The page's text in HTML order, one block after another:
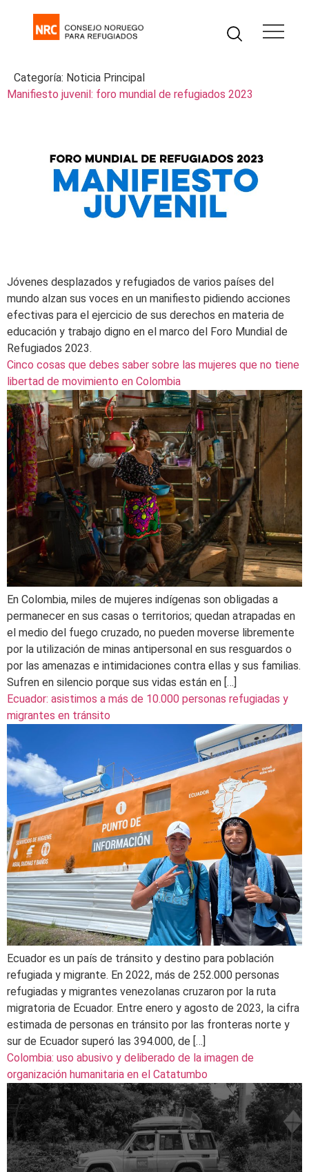
Categoría: Noticia Principal
Manifiesto juvenil: foro mundial de refugiados 2023
Jóvenes desplazados y refugiados de varios países del
mundo alzan sus voces en un manifiesto pidiendo acciones
efectivas para el ejercicio de sus derechos en materia de
educación y trabajo digno en el marco del Foro Mundial de
Refugiados 2023.
Cinco cosas que debes saber sobre las mujeres que no tiene
libertad de movimiento en Colombia
En Colombia, miles de mujeres indígenas son obligadas a
permanecer en sus casas o territorios; quedan atrapadas en
el medio del fuego cruzado, no pueden moverse libremente
por la utilización de minas antipersonal en sus resguardos o
por las amenazas e intimidaciones contra ellas y sus familias.
Sufren en silencio porque sus vidas están en […]
Ecuador: asistimos a más de 10.000 personas refugiadas y
migrantes en tránsito
Ecuador es un país de tránsito y destino para población
refugiada y migrante. En 2022, más de 252.000 personas
refugiadas y migrantes venezolanas cruzaron por la ruta
migratoria de Ecuador. Entre enero y agosto de 2023, la cifra
estimada de personas en tránsito por las fronteras norte y
sur de Ecuador superó las 394.000, de […]
Colombia: uso abusivo y deliberado de la imagen de
organización humanitaria en el Catatumbo